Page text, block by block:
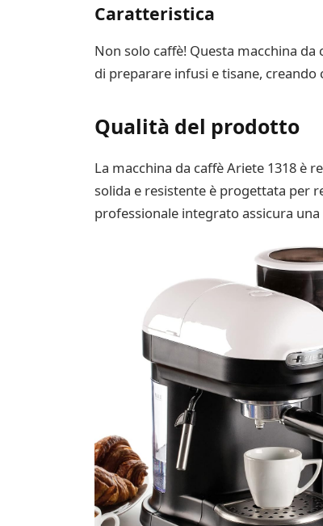
Caratteristica
Non solo caffè! Questa macchina
di preparare infusi e tisane,
Qualità del prodotto
La macchina da caffè Ariete 1318 è
solida e resistente è progettata per
professionale integrato assicura